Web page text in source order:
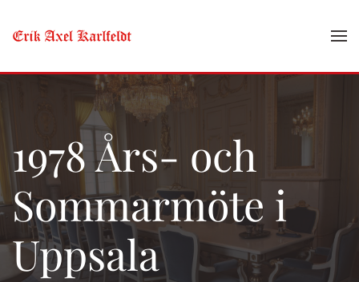
Skip to main content
1978 Års- och
Sommarmöte i
Uppsala